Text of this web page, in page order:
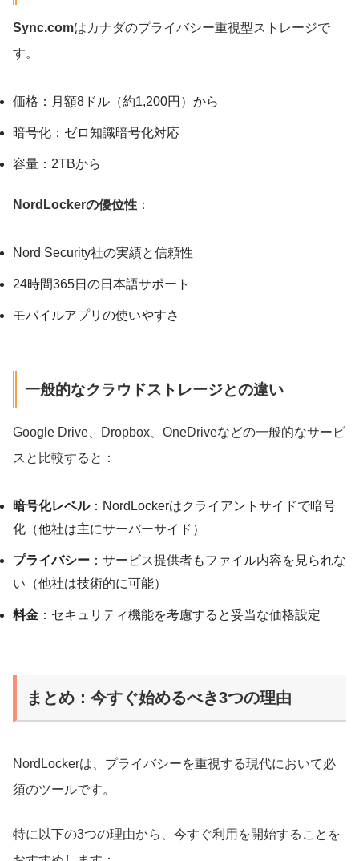
Sync.comはカナダのプライバシー重視型ストレージで
す。
価格：月額8ドル（約1,200円）から
暗号化：ゼロ知識暗号化対応
容量：2TBから
NordLockerの優位性 ：
Nord Security社の実績と信頼性
24時間365日の日本語サポート
モバイルアプリの使いやすさ
一般的なクラウドストレージとの違い
Google Drive、Dropbox、OneDriveなどの一般的なサービ
スと比較すると：
暗号化レベル：NordLockerはクライアントサイドで暗号
化（他社は主にサーバーサイド）
プライバシー ：サービス提供者もファイル内容を見られな
い（他社は技術的に可能）
料金 ：セキュリティ機能を考慮すると妥当な価格設定
まとめ：今すぐ始めるべき3つの理由
NordLockerは、プライバシーを重視する現代において必
須のツールです。
特に以下の3つの理由から、今すぐ利用を開始することを